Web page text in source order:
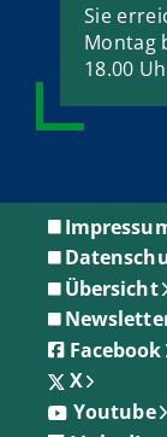
Sie
Montag
18.00
Übersicht
Facebook
X
Youtube